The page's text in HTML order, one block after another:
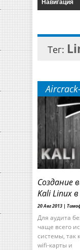
Тег:
Создание
Kali Linux
20 Авг 2013 |
Для аудита
чаще всего
системы, так
wifi-карты и